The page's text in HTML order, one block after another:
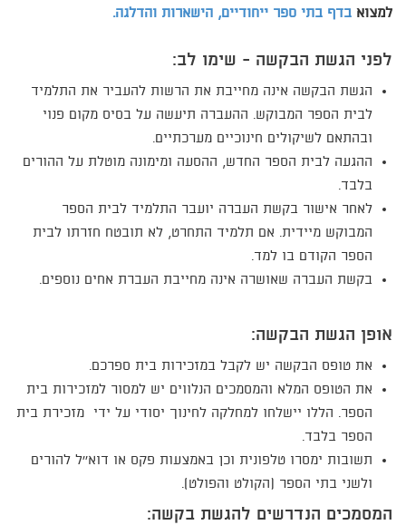
למצוא בדף בתי ספר ייחודיים, הישארות והדלגה.
לפני הגשת הבקשה - שימו לב:
הגשת הבקשה אינה מחייבת את הרשות להעביר את התלמיד
לבית הספר המבוקש. ההעברה תיעשה על בסיס מקום פנוי
ובהתאם לשיקולים חינוכיים מערכתיים.
ההגעה לבית הספר החדש, ההסעה ומימונה מוטלת על ההורים
בלבד.
לאחר אישור בקשת העברה יועבר התלמיד לבית הספר
המבוקש מיידית. אם תלמיד התחרט, לא תובטח חזרתו לבית
הספר הקודם בו למד.
בקשת העברה שאושרה אינה מחייבת העברת אחים נוספים.
אופן הגשת הבקשה:
את טופס הבקשה יש לקבל במזכירות בית ספרכם.
את הטופס המלא והמסמכים הנלווים יש למסור למזכירות בית
הספר. הללו יישלחו למחלקה לחינוך יסודי על ידי מזכירת בית
הספר בלבד.
תשובות ימסרו טלפונית וכן באמצעות פקס או דוא''ל להורים
ולשני בתי הספר (הקולט והפולט).
המסמכים הנדרשים להגשת בקשה: